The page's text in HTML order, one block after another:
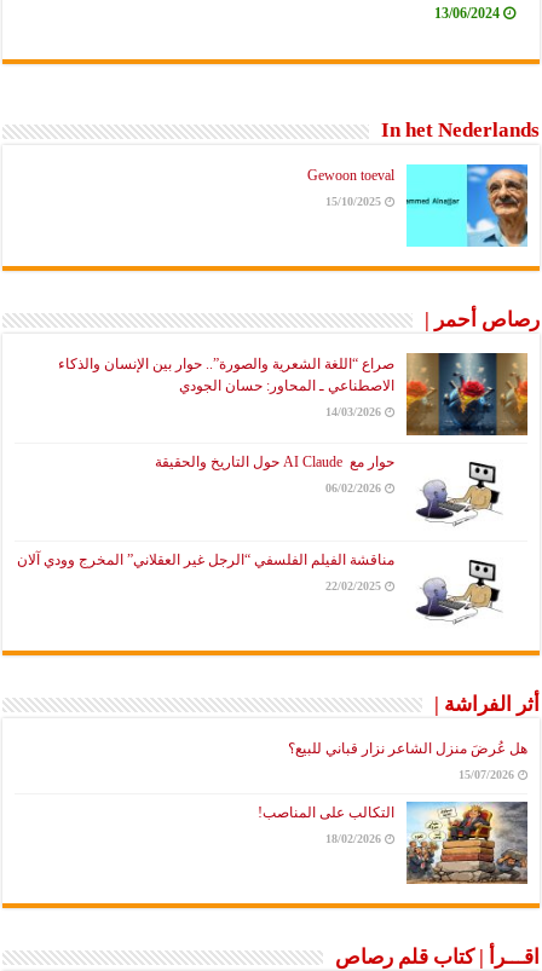
13/06/2024
In het Nederlands
Gewoon toeval
15/10/2025
رصاص أحمر |
صراع “اللغة الشعرية والصورة”.. حوار بين الإنسان والذكاء
الاصطناعي ـ المحاور: حسان الجودي
14/03/2026
حوار مع AI Claude حول التاريخ والحقيقة
06/02/2026
مناقشة الفيلم الفلسفي “الرجل غير العقلاني” المخرج وودي آلان
22/02/2025
أثر الفراشة |
هل عُرضَ منزل الشاعر نزار قباني للبيع؟
15/07/2026
التكالب على المناصب!
18/02/2026
اقـــرأ | كتاب قلم رصاص